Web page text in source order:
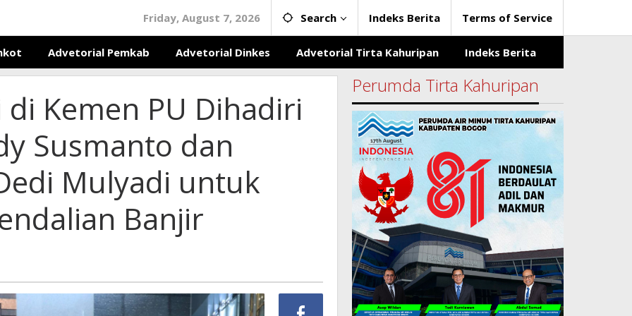
Friday, August 7, 2026 Search Indeks Berita Terms of Service
Advetorial Pemkab Advetorial Dinkes Advetorial Tirta Kahuripan Indeks Berita
Kemen PU Dihadiri
Susmanto dan
Mulyadi untuk
Banjir
Perumda Tirta Kahuripan